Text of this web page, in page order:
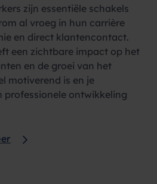
zijn essentiële schakels
al vroeg in hun carrière
en direct klantencontact.
een zichtbare impact op het
en de groei van het
motiverend is en je
professionele ontwikkeling